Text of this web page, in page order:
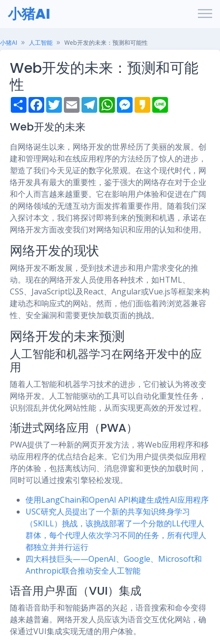
小猪AI
小猪AI 人工智能 Web开发的未来：预测和可能性
Web开发的未来：预测和可能
性
S
h
r
e
F
a
e
b
o
k
T
w
t
t
r
E
m
i
l
T
e
a
m
W
h
A
p
p
M
e
g
e
r
K
a
Web开发的未来
自网络诞生以来，网络开发的世界经历了美丽的发展。创
建和管理网站和在线应用程序的方法经历了惊人的进步，
塑造了我们今天见证的数字化景观。在这个现代时代，网
络开发具有最大的重要性，鉴于强大的网络存在对于企业
和个人而言越来越重要。它在影响用户体验和促进在广阔
的网络领域的无缝互动方面发挥着重要作用。随着我们深
入探讨本文，我们将探讨即将到来的预测和机遇，承诺在
网络开发方面改变我们对网络知识和应用的认知和使用。
网络开发的现状
网络开发不断发展，受到技术进步和用户需求变化的推
动。现在的网络开发人员使用各种技术，如HTML、
CSS、JavaScript以及React、Angular或Vue.js等框架来构
建动态和响应式的网站。然而，他们面临着跨浏览器兼容
性、安全漏洞和需要更快加载页面的挑战。
网络开发的未来预测
人工智能和机器学习在网络开发中的应
用
随着人工智能和机器学习技术的进步，它们被认为将改变
网络开发。人工智能驱动的工具可以自动化重复性任务，
识别混乱并优化网站性能，从而实现更高效的开发过程。
渐进式网络应用（PWA）
PWA提供了一种新的网页开发方法，将Web应用程序和移
动应用程序的优点结合起来。它们为用户提供类似应用程
序的体验，包括离线访问、消息弹窗和更快的加载时间，
同时可以通过搜索引擎轻松发现。
使用LangChain和OpenAI API构建生成性AI应用程序
USC研究人员提出了一个新的共享知识终身学习
（SKILL）挑战，该挑战部署了一个分散的LL代理人
群体，每个代理人依次学习不同的任务，所有代理人
都独立并并行运行
四大科技巨头——OpenAI、Google、Microsoft和
Anthropic联合推动安全人工智能
语音用户界面（VUI）集成
随着语音助手和智能扬声器的兴起，语音搜索和命令变得
越来越普遍。网络开发人员应该为语音交互优化网站，确
保通过VUI集成实现无缝的用户体验。